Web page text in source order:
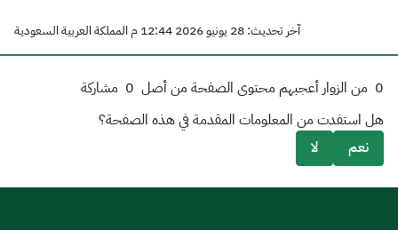
آخر تحديث: 28 يونيو 2026 12:44 م المملكة العربية السعودية
0 من الزوار أعجبهم محتوى الصفحة من أصل 0 مشاركة
هل استفدت من المعلومات المقدمة في هذه الصفحة؟
نعم
لا